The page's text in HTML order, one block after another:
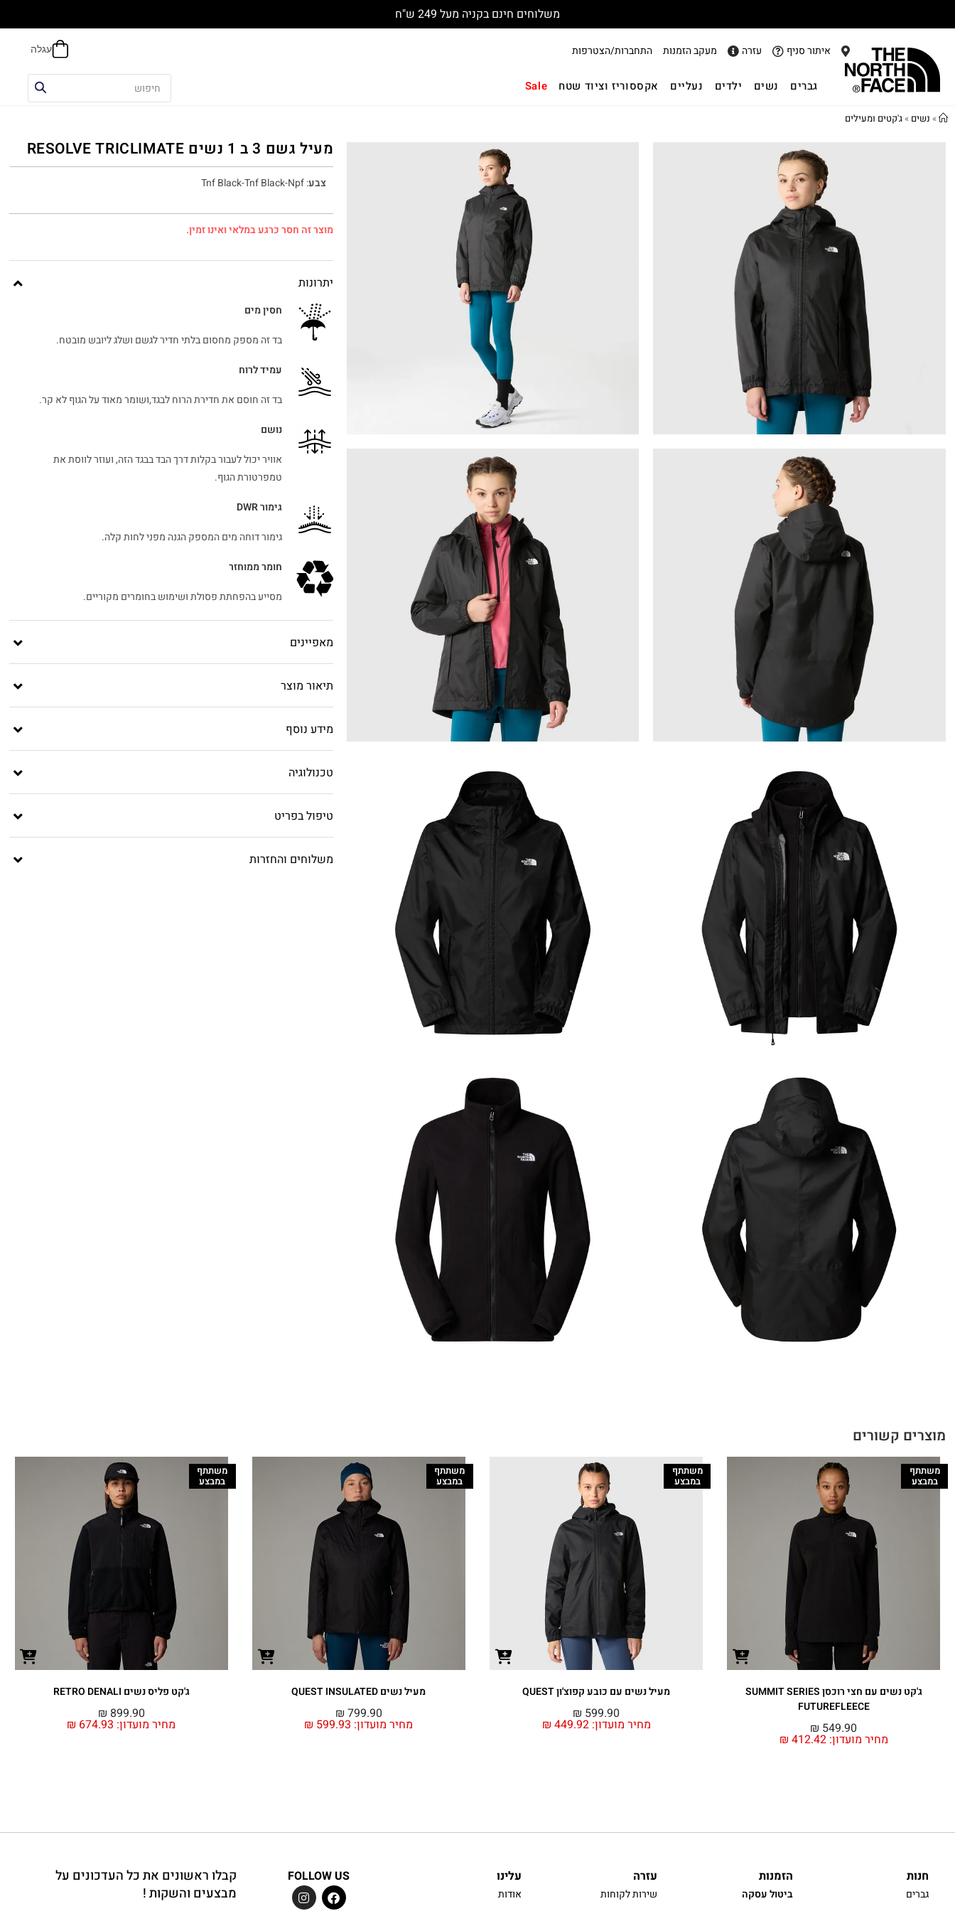
משלוחים חינם בקניה מעל 249 ש"ח
איתור סניף עזרה מעקב הזמנות התחברות/הצטרפות
גברים נשים ילדים נעליים אקססוריז וציוד שטח Sale
» נשים »ג'קטים ומעילים
מעיל גשם 3 ב 1 נשים RESOLVE TRICLIMATE
צבע:
Tnf Black-Tnf Black-Npf
מוצר זה חסר כרגע במלאי ואינו זמין.
יתרונות
חסין מים
בד זה מספק מחסום בלתי חדיר לגשם ושלג ליובש מובטח.
עמיד לרוח
בד זה חוסם את חדירת הרוח לבגד,ושומר מאוד על הגוף לא קר.
נושם
אוויר יכול לעבור בקלות דרך הבד בבגד הזה, ועוזר לווסת את
טמפרטורת הגוף.
גימור DWR
גימור דוחה מים המספק הגנה מפני לחות קלה.
חומר ממוחזר
מסייע בהפחתת פסולת ושימוש בחומרים מקוריים.
מאפיינים
תיאור מוצר
מידע נוסף
טכנולוגיה
טיפול בפריט
משלוחים והחזרות
מוצרים קשורים
משתתף
במבצע
ג'קט נשים עם חצי רוכסן SUMMIT SERIES
FUTUREFLEECE
מחיר מועדון: ₪ 412.42
₪ 549.90
משתתף
במבצע
מעיל נשים עם כובע קפוצ'ון QUEST
מחיר מועדון: ₪ 449.92
₪ 599.90
משתתף
במבצע
מעיל נשים QUEST INSULATED
מחיר מועדון: ₪ 599.93
₪ 799.90
משתתף
במבצע
ג'קט פליס נשים RETRO DENALI
מחיר מועדון: ₪ 674.93
₪ 899.90
חנות
גברים
הזמנות
ביטול עסקה
עזרה
שירות לקוחות
עלינו
אודות
FOLLOW US
קבלו ראשונים את כל העדכונים על
מבצעים והשקות !